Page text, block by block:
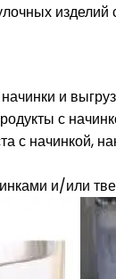
и
с
с начинкой,
и/или